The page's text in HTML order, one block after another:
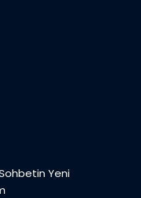
Yeni